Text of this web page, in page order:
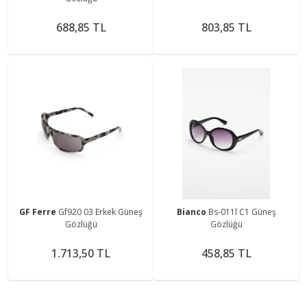
688,85 TL 803,85 TL
GF Ferre Gf920 03 Erkek Güneş
Gözlüğü
1.713,50 TL
Bianco Bs-011l C1 Güneş
Gözlüğü
458,85 TL